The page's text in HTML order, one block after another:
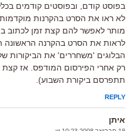
בפוסט קודם, ובפוסטים קודמים
מותר לאפשר להם קצת זמן לכתוב
לראות את הסרט בהקרנה הראשונה
הבלוגים 'משחררים' את הביקורות
רק אחרי הפירסום המודפס. אז קצת
תתפרסם ביקורת השבוע).
REPLY
איתן